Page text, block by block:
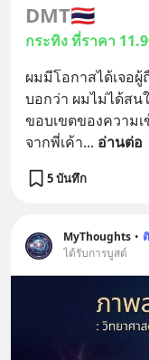
DMT🇹🇭
กระทิง ที่ราคา
ผมมีโอกาสได้เจอ
บอกว่า ผมไม่ได้สน
ขอบเขตของความ
จากพี่เค้า... อ่านต่อ
5 บันทึก
MyThoughts •
ได้รับการบูสต์